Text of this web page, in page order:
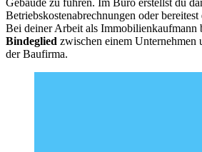
Betriebskostenabrechnungen oder bereitest
Bei deiner Arbeit als Immobilienkaufmann
Bindeglied zwischen einem Unternehmen
der Baufirma.